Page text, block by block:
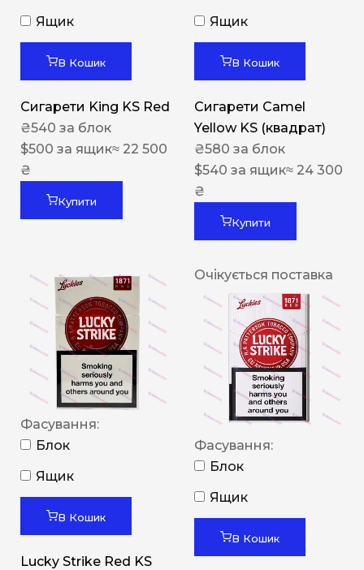
Ящик
В Кошик
Сигарети King KS Red
₴540 за блок
$500 за ящик≈ 22 500
₴
Купити
Ящик
В Кошик
Сигарети Camel
Yellow KS (квадрат)
₴580 за блок
$540 за ящик≈ 24 300
₴
Купити
Фасування:
Блок
Ящик
В Кошик
Lucky Strike Red KS
Очікується поставка
Фасування:
Блок
Ящик
В Кошик